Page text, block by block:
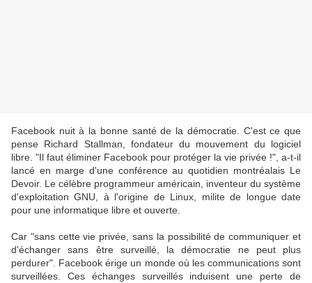
Facebook nuit à la bonne santé de la démocratie. C'est ce que
pense Richard Stallman, fondateur du mouvement du logiciel
libre. "Il faut éliminer Facebook pour protéger la vie privée !", a-t-il
lancé en marge d'une conférence au quotidien montréalais Le
Devoir. Le célèbre programmeur américain, inventeur du système
d'exploitation GNU, à l'origine de Linux, milite de longue date
pour une informatique libre et ouverte.
Car "sans cette vie privée, sans la possibilité de communiquer et
d'échanger sans être surveillé, la démocratie ne peut plus
perdurer". Facebook érige un monde où les communications sont
surveillées. Ces échanges surveillés induisent une perte de